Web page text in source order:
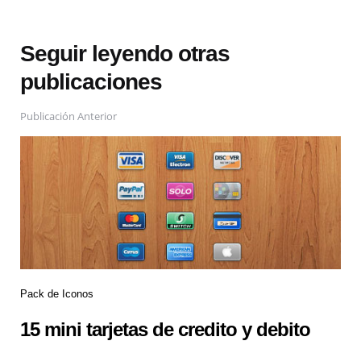
Seguir leyendo otras
publicaciones
Publicación Anterior
Pack de Iconos
15 mini tarjetas de credito y debito